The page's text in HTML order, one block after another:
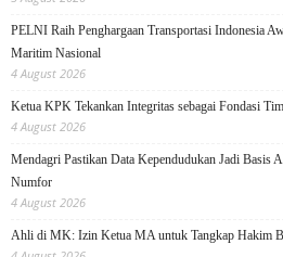
PELNI Raih Penghargaan Transportasi Indonesia
Maritim Nasional
4 August 2026
Ketua KPK Tekankan Integritas sebagai Fondasi
4 August 2026
Mendagri Pastikan Data Kependudukan Jadi Basis
Numfor
4 August 2026
Ahli di MK: Izin Ketua MA untuk Tangkap Hakim